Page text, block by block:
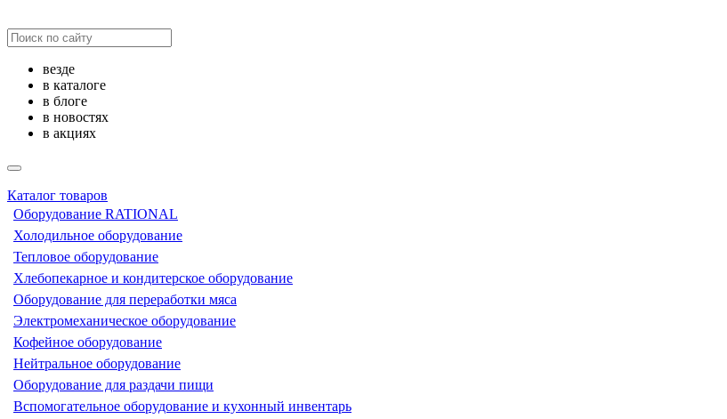
везде
в каталоге
в блоге
в новостях
в акциях
Каталог товаров
Оборудование RATIONAL
Холодильное оборудование
Тепловое оборудование
Хлебопекарное и кондитерское оборудование
Оборудование для переработки мяса
Электромеханическое оборудование
Кофейное оборудование
Нейтральное оборудование
Оборудование для раздачи пищи
Вспомогательное оборудование и кухонный инвентарь